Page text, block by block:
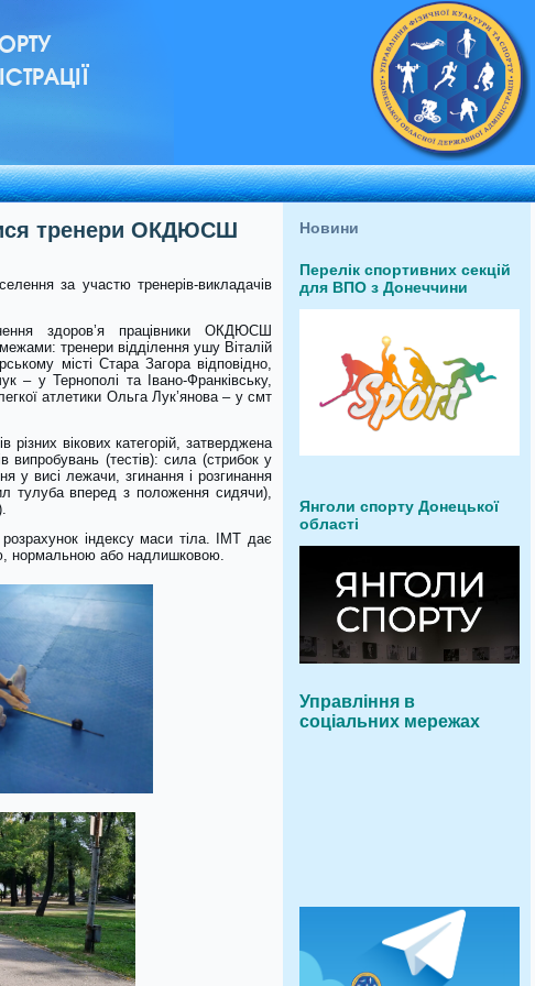
тренери ОКДЮСШ
за участю тренерів-викладачів
здоров’я працівники ОКДЮСШ
тренери відділення ушу Віталій
місті Стара Загора відповідно,
– у Тернополі та Івано-Франківську,
атлетики Ольга Лук’янова – у смт
вікових категорій, затверджена
випробувань (тестів): сила (стрибок у
у висі лежачи, згинання і розгинання
тулуба вперед з положення сидячи),
індексу маси тіла. ІМТ дає
нормальною або надлишковою.
Новини
Перелік спортивних секцій
для ВПО з Донеччини
Янголи спорту Донецької
області
Управління в
соціальних мережах